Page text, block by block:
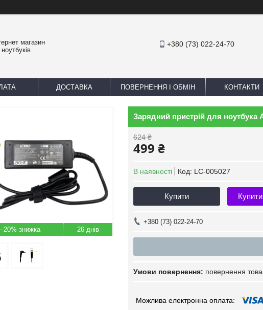
магазин
+380 (73) 022-24-70
ДОСТАВКА ПОВЕРНЕННЯ І ОБМІН КОНТАКТИ
–20% 26 днів
Зарядний пристрій для ноутбука
624 ₴
499 ₴
В наявності Код: LC-005027
Купити
+380 (73) 022-24-70
повернення